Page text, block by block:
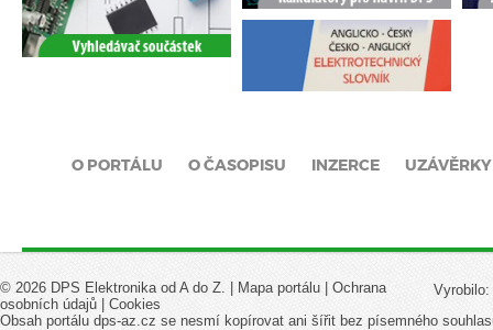
O PORTÁLU O ČASOPISU INZERCE UZÁVĚRKY
Vyrobilo:
© 2026 DPS Elektronika od A do Z. | Mapa portálu | Ochrana
osobních údajů | Cookies
Obsah portálu dps-az.cz se nesmí kopírovat ani šířit bez písemného